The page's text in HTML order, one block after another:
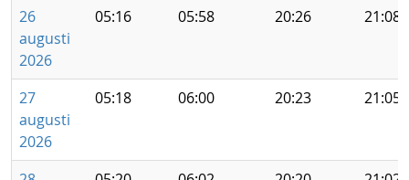
26
augusti
2026
05:16 05:58 20:26 21:08
27
augusti
2026
05:18 06:00 20:23 21:05